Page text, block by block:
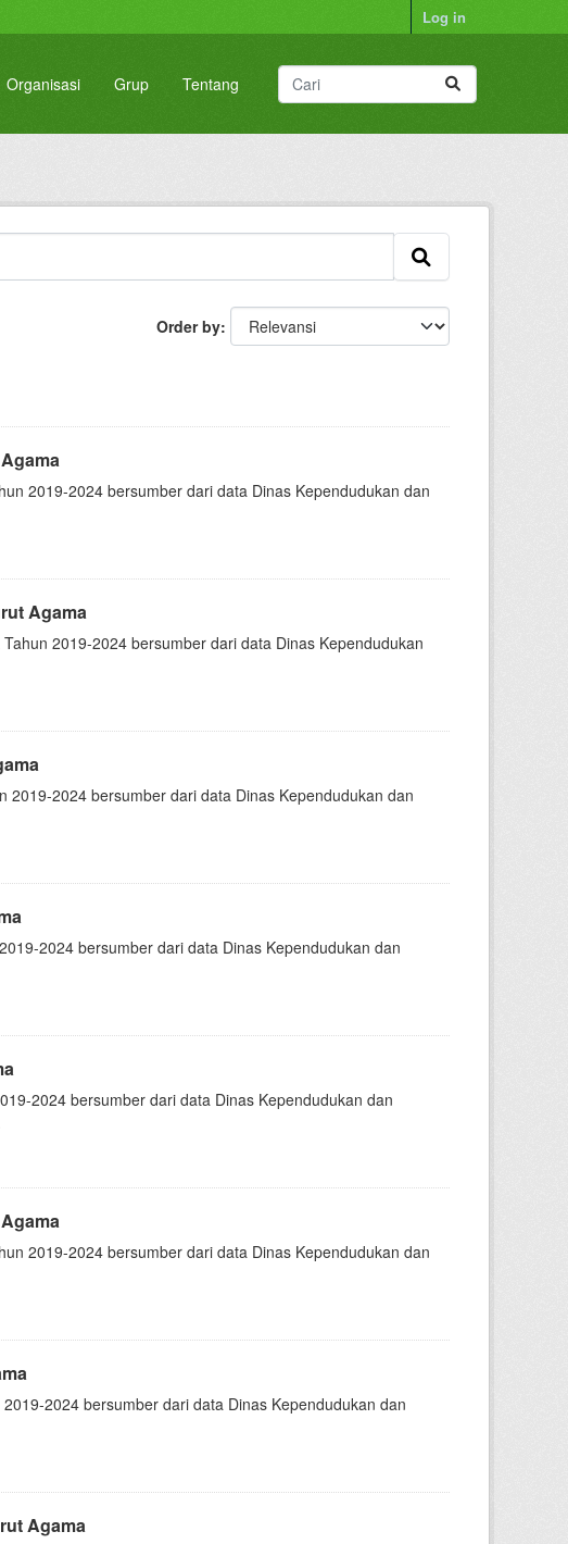
Log in
Organisasi Grup Tentang
Order by
2019-2024 bersumber dari data Dinas Kependudukan dan
Agama
2019-2024 bersumber dari data Dinas Kependudukan
2024 bersumber dari data Dinas Kependudukan dan
2024 bersumber dari data Dinas Kependudukan dan
2024 bersumber dari data Dinas Kependudukan dan
2019-2024 bersumber dari data Dinas Kependudukan dan
2024 bersumber dari data Dinas Kependudukan dan
Agama